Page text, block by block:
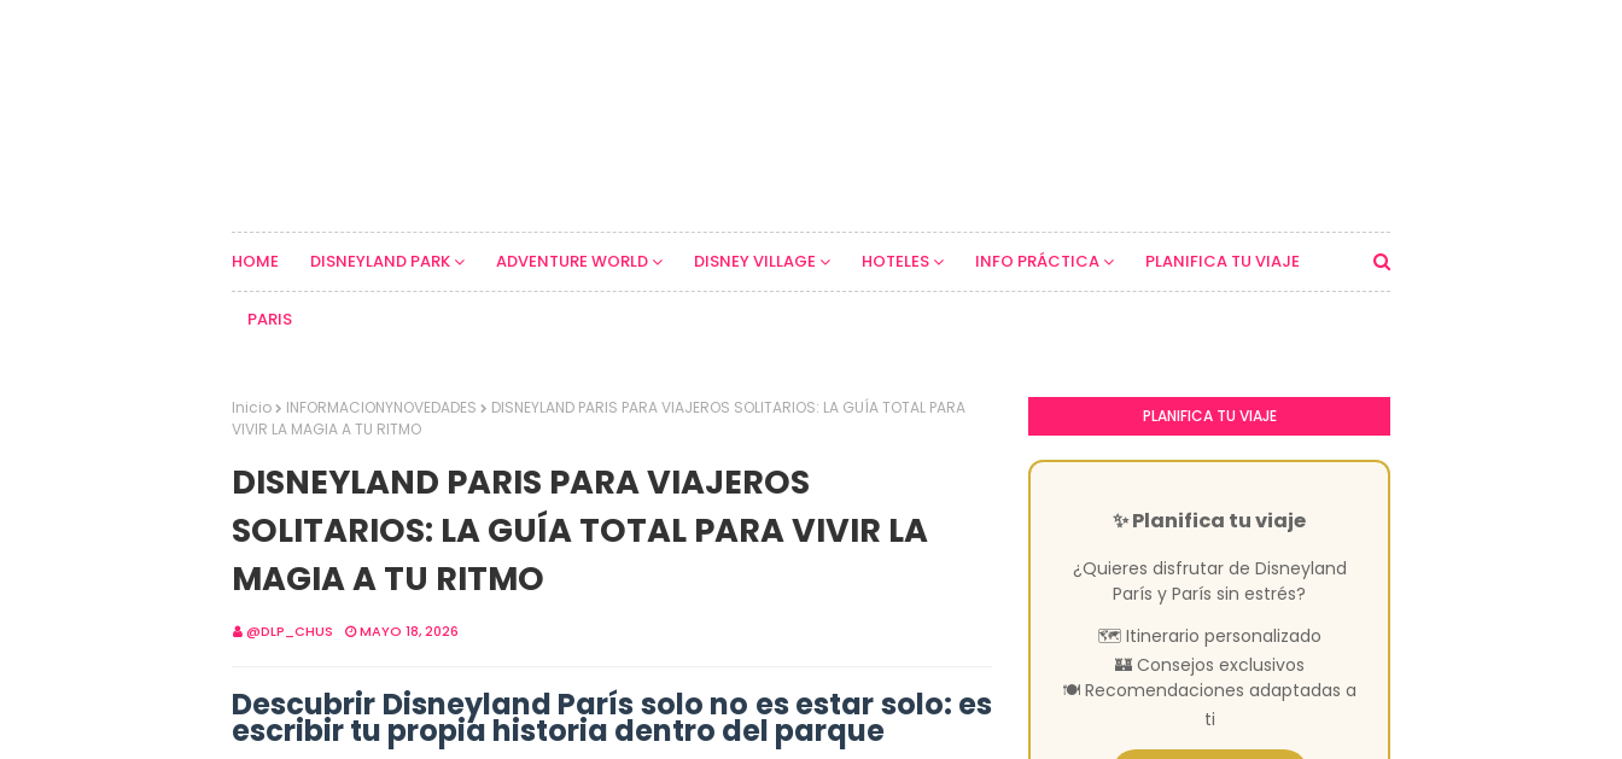
HOME DISNEYLAND PARK ADVENTURE WORLD DISNEY VILLAGE HOTELES INFO PRÁCTICA PLANIFICA TU VIAJE
PARIS
Inicio INFORMACIONYNOVEDADES
DISNEYLAND PARIS PARA VIAJEROS SOLITARIOS: LA GUÍA TOTAL PARA
VIVIR LA MAGIA A TU RITMO
DISNEYLAND PARIS PARA VIAJEROS
SOLITARIOS: LA GUÍA TOTAL PARA VIVIR LA
MAGIA A TU RITMO
@DLP_CHUS MAYO 18, 2026
Descubrir Disneyland París solo no es estar solo: es
escribir tu propia historia dentro del parque
PLANIFICA TU VIAJE
✨ Planifica tu viaje
¿Quieres disfrutar de Disneyland
París y París sin estrés?
🗺️ Itinerario personalizado
🏰 Consejos exclusivos
🍽️ Recomendaciones adaptadas a
ti